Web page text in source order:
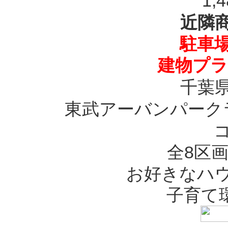
近隣
駐車
建物プ
千葉
東武アーバンパー
全8区
お好きなハ
子育て